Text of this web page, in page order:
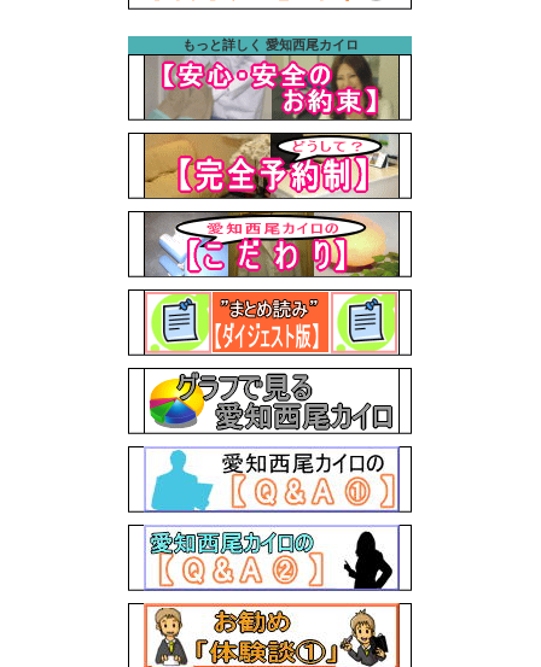
もっと詳しく 愛知西尾カイロ